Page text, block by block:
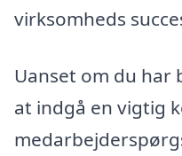
virksomheds
Uanset om du
at indgå en vigtig